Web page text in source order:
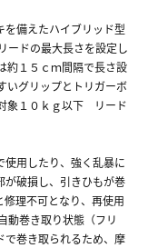
備えたハイブリッド型
ードの最大長さを設定し
約１５ｃｍ間隔で長さ設
いグリップとトリガーボ
象１０ｋｇ以下 リード
用したり、強く乱暴に
が破損し、引きひもが巻
理不可となり、再使用
動巻き取り状態（フリ
で巻き取られるため、摩